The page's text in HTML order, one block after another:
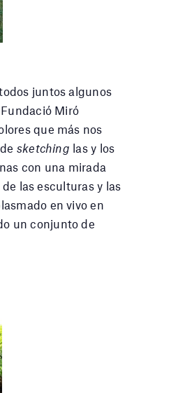
juntos algunos
Miró
que más nos
sketching las y los
con una mirada
las esculturas y las
en vivo en
un conjunto de